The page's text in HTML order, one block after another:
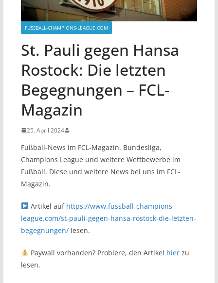
FUSSBALL-CHAMPIONS-LEAGUE.COM
St. Pauli gegen Hansa
Rostock: Die letzten
Begegnungen – FCL-
Magazin
25. April 2024
Fußball-News im FCL-Magazin. Bundesliga,
Champions League und weitere Wettbewerbe im
Fußball. Diese und weitere News bei uns im FCL-
Magazin.
Artikel auf https://www.fussball-champions-
league.com/st-pauli-gegen-hansa-rostock-die-letzten-
begegnungen/lesen.
Paywall vorhanden? Probiere, den Artikel hierzu
lesen.